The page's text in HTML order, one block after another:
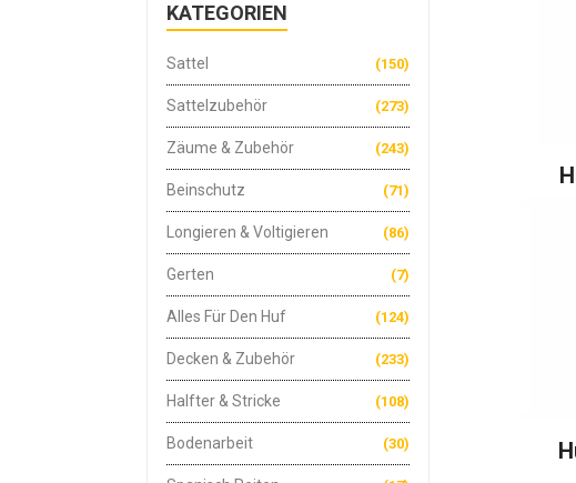
KATEGORIEN
(150)
Sattel
(273)
Sattelzubehör
(243)
Zäume & Zubehör
(71)
Beinschutz
(86)
Longieren & Voltigieren
(7)
Gerten
(124)
Alles Für Den Huf
(233)
Decken & Zubehör
(108)
Halfter & Stricke
(30)
Bodenarbeit